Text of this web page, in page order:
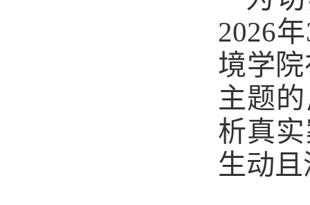
2026
境学
主题
析真
生动